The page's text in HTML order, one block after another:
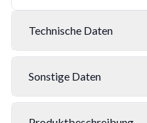
Technische Daten
Sonstige Daten